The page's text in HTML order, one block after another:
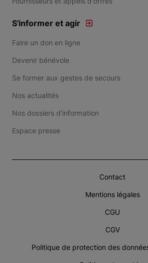
S'informer et agir
Faire un don en ligne
Devenir bénévole
Se former aux gestes de secours
Nos actualités
Nos dossiers d'information
Espace presse
Contact
Mentions légales
CGU
CGV
Politique de protection des